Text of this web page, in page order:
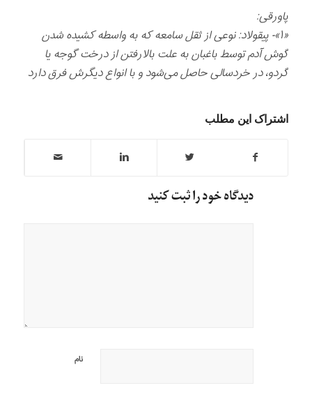
پاورقی:
«۱»- پيقولاد: نوعی از ثقل سامعه كه به واسطه كشيده شدن
گوش آدم توسط باغبان به علت بالارفتن از درخت گوجه يا
گردو، در خردسالی حاصل می‌شود و با انواع ديگرش فرق دارد
اشتراک این مطلب
دیدگاه خود را ثبت کنید
نام